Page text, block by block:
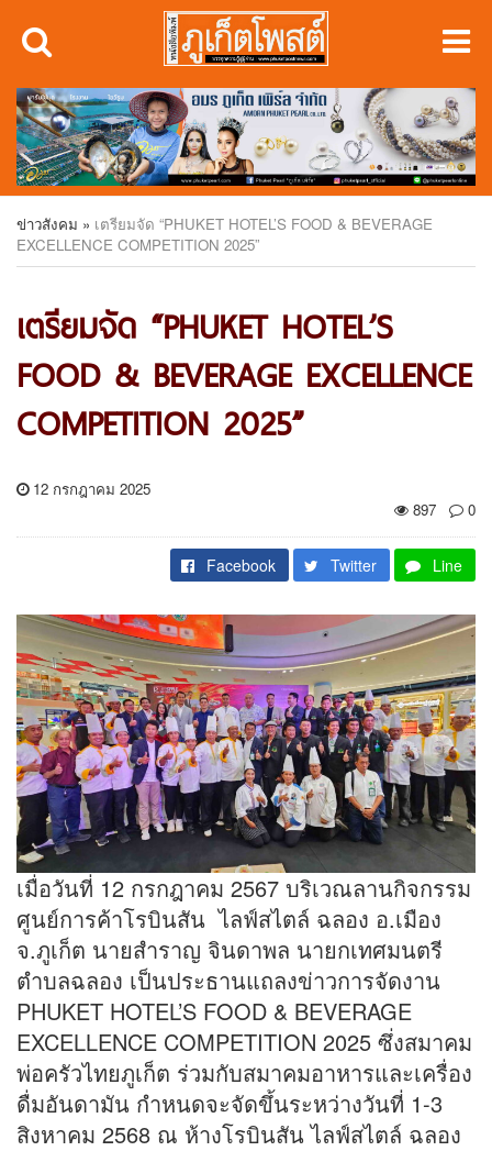
ข่าวสังคม » เตรียมจัด “PHUKET HOTEL’S FOOD & BEVERAGE
EXCELLENCE COMPETITION 2025”
เตรียมจัด “PHUKET HOTEL’S
FOOD & BEVERAGE EXCELLENCE
COMPETITION 2025”
12 กรกฎาคม 2025
897
0
Facebook Twitter Line
เมื่อวันที่ 12 กรกฎาคม 2567 บริเวณลานกิจกรรม
ศูนย์การค้าโรบินสัน ไลฟ์สไตล์ ฉลอง อ.เมือง
จ.ภูเก็ต นายสำราญ จินดาพล นายกเทศมนตรี
ตำบลฉลอง เป็นประธานแถลงข่าวการจัดงาน
PHUKET HOTEL’S FOOD & BEVERAGE
EXCELLENCE COMPETITION 2025 ซึ่งสมาคม
พ่อครัวไทยภูเก็ต ร่วมกับสมาคมอาหารและเครื่อง
ดื่มอันดามัน กำหนดจะจัดขึ้นระหว่างวันที่ 1-3
สิงหาคม 2568 ณ ห้างโรบินสัน ไลฟ์สไตล์ ฉลอง